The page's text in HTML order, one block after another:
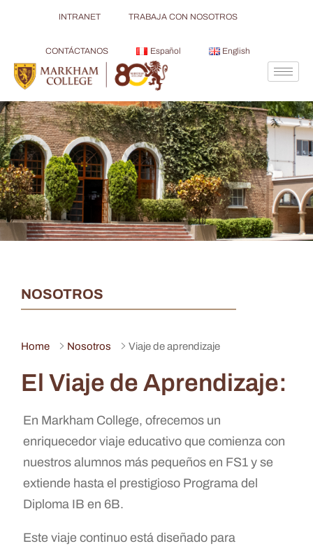
INTRANET TRABAJA CON NOSOTROS
CONTÁCTANOS Español English
NOSOTROS
Home Nosotros Viaje de aprendizaje
El Viaje de Aprendizaje:
En Markham College, ofrecemos un
enriquecedor viaje educativo que comienza con
nuestros alumnos más pequeños en FS1 y se
extiende hasta el prestigioso Programa del
Diploma IB en 6B.
Este viaje continuo está diseñado para